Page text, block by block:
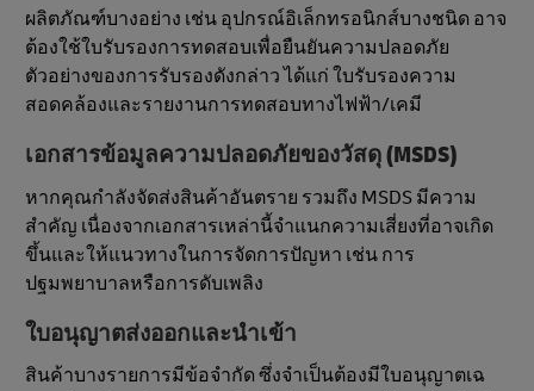
ผลิตภัณฑ์บางอย่าง เช่น อุปกรณ์อิเล็กทรอนิกส์บางชนิด อาจ
ต้องใช้ใบรับรองการทดสอบเพื่อยืนยันความปลอดภัย
ตัวอย่างของการรับรองดังกล่าว ได้แก่ ใบรับรองความ
สอดคล้องและรายงานการทดสอบทางไฟฟ้า/เคมี
เอกสารข้อมูลความปลอดภัยของวัสดุ (MSDS)
หากคุณกําลังจัดส่งสินค้าอันตราย รวมถึง MSDS มีความ
สําคัญ เนื่องจากเอกสารเหล่านี้จําแนกความเสี่ยงที่อาจเกิด
ขึ้นและให้แนวทางในการจัดการปัญหา เช่น การ
ปฐมพยาบาลหรือการดับเพลิง
ใบอนุญาตส่งออกและนําเข้า
สินค้าบางรายการมีข้อจํากัด ซึ่งจําเป็นต้องมีใบอนุญาตเฉ